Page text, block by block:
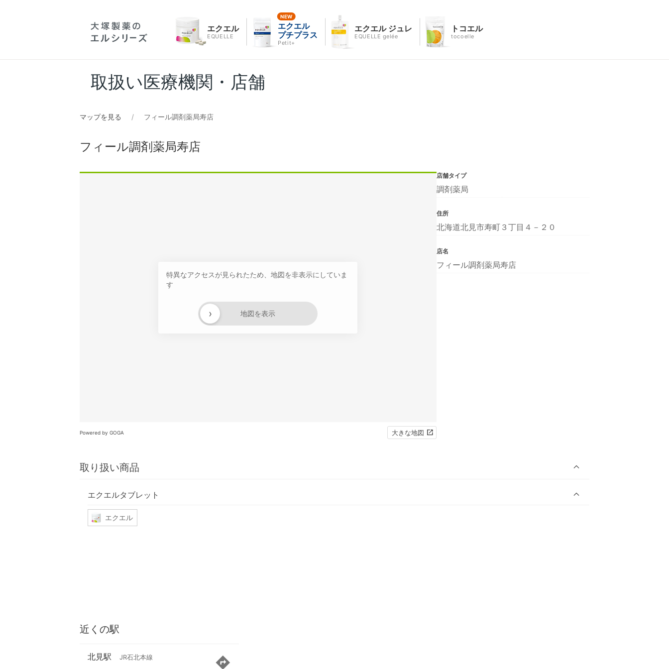
エクエル
EQUELLE
エクエル
プチプラス
Petit+
エクエル ジュレ
EQUELLE gelée
トコエル
tocoelle
取扱い医療機関・店舗
マップを見る フィール調剤薬局寿店
フィール調剤薬局寿店
特異なアクセスが見られたため、地図を非表示にしていま
す
地図を表示
›
Powered by GOGA 大きな地図
取り扱い商品
エクエルタブレット
エクエル
店舗タイプ
調剤薬局
住所
北海道北見市寿町３丁目４－２０
店名
フィール調剤薬局寿店
近くの駅
北見駅 JR石北本線